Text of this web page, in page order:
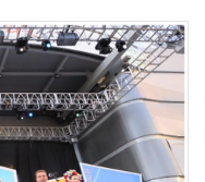
U
R
L
복
사
공
유
하
기
기
크
게
변
경
하
기
기
작
게
변
하